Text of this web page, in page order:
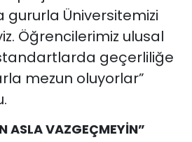
gururla Üniversitemizi
Öğrencilerimiz ulusal
geçerliliğe
mezun oluyorlar”
ASLA VAZGEÇMEYİN”